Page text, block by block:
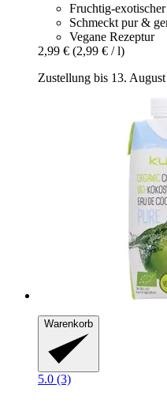
Fruchtig-
Schmeckt pur &
Vegane Rezeptur
2,99 € (2,99 € / l)
Zustellung bis 13. August
Warenkorb
5.0 (3)